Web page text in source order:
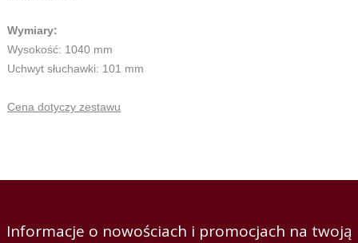
Wymiary:
Wysokość: 1040 mm
Uchwyt słuchawki: 101 mm
Cena dotyczy zestawu
Informacje o nowościach i promocjach na twoją